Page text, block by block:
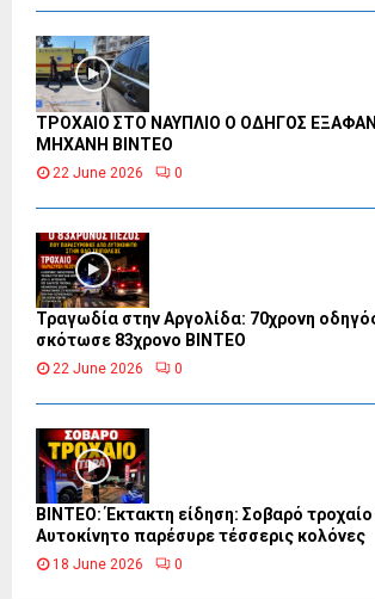
ΤΡΟΧΑΙΟ ΣΤΟ ΝΑΥΠΛΙΟ Ο ΟΔΗΓΟΣ
ΜΗΧΑΝΗ ΒΙΝΤΕΟ
22 June 2026 0
Τραγωδία στην Αργολίδα: 70χρονη
σκότωσε 83χρονο ΒΙΝΤΕΟ
22 June 2026 0
ΒΙΝΤΕΟ: Έκτακτη είδηση: Σοβαρό τροχαίο
Αυτοκίνητο παρέσυρε τέσσερις κολόνες
18 June 2026 0